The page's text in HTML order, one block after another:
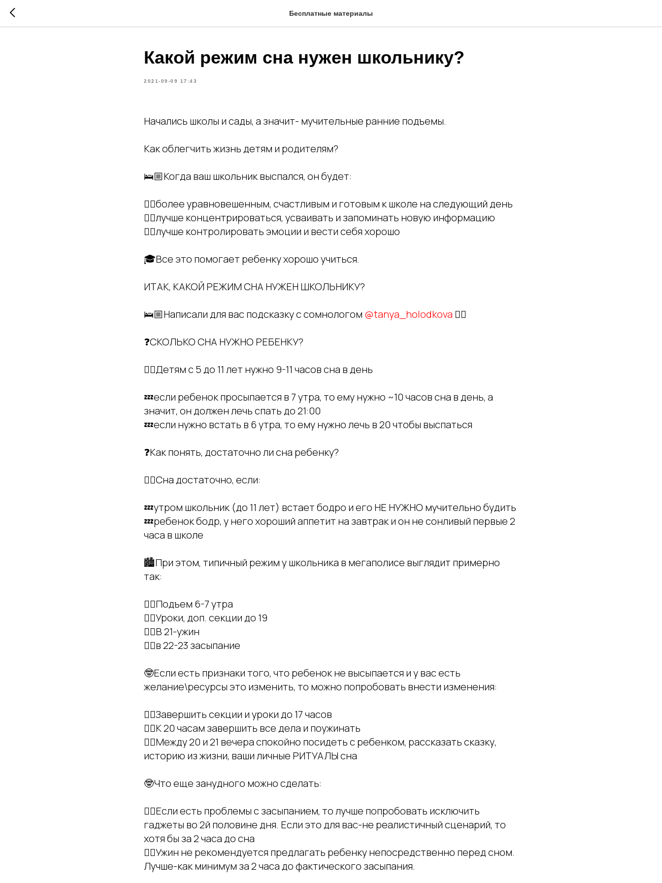
Бесплатные материалы
Какой режим сна нужен школьнику?
2021-09-09 17:43
Начались школы и сады, а значит- мучительные ранние подъемы.
Как облегчить жизнь детям и родителям?
🛌🏼Когда ваш школьник выспался, он будет:
👌🏻более уравновешенным, счастливым и готовым к школе на следующий день
👌🏻лучше концентрироваться, усваивать и запоминать новую информацию
👌🏻лучше контролировать эмоции и вести себя хорошо
🎓Все это помогает ребенку хорошо учиться.
ИТАК, КАКОЙ РЕЖИМ СНА НУЖЕН ШКОЛЬНИКУ?
🛌🏼Написали для вас подсказку с сомнологом @tanya_holodkova 👇🏻
❓СКОЛЬКО СНА НУЖНО РЕБЕНКУ?
👉🏻Детям с 5 до 11 лет нужно 9-11 часов сна в день
💤если ребенок просыпается в 7 утра, то ему нужно ~10 часов сна в день, а
значит, он должен лечь спать до 21:00
💤если нужно встать в 6 утра, то ему нужно лечь в 20 чтобы выспаться
❓Как понять, достаточно ли сна ребенку?
👉🏻Сна достаточно, если:
💤утром школьник (до 11 лет) встает бодро и его НЕ НУЖНО мучительно будить
💤ребенок бодр, у него хороший аппетит на завтрак и он не сонливый первые 2
часа в школе
🏙️При этом, типичный режим у школьника в мегаполисе выглядит примерно
так:
👉🏻Подъем 6-7 утра
👉🏻Уроки, доп. секции до 19
👉🏻В 21-ужин
👉🏻в 22-23 засыпание
🤓Если есть признаки того, что ребенок не высыпается и у вас есть
желание\ресурсы это изменить, то можно попробовать внести изменения:
👉🏻Завершить секции и уроки до 17 часов
👉🏻К 20 часам завершить все дела и поужинать
👉🏻Между 20 и 21 вечера спокойно посидеть с ребенком, рассказать сказку,
историю из жизни, ваши личные РИТУАЛЫ сна
🤓Что еще занудного можно сделать:
👉🏻Если есть проблемы с засыпанием, то лучше попробовать исключить
гаджеты во 2й половине дня. Если это для вас-не реалистичный сценарий, то
хотя бы за 2 часа до сна
👉🏻Ужин не рекомендуется предлагать ребенку непосредственно перед сном.
Лучше-как минимум за 2 часа до фактического засыпания.